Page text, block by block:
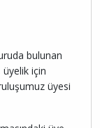
bulunan
üyelik için
üyesi